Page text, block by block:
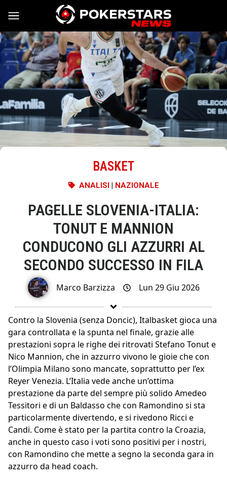
Vai al contenuto
BASKET
ANALISI| NAZIONALE
PAGELLE SLOVENIA-ITALIA:
TONUT E MANNION
CONDUCONO GLI AZZURRI AL
SECONDO SUCCESSO IN FILA
Marco Barzizza Lun 29 Giu 2026
Contro la Slovenia (senza Doncic), Italbasket gioca una
gara controllata e la spunta nel finale, grazie alle
prestazioni sopra le righe dei ritrovati Stefano Tonut e
Nico Mannion, che in azzurro vivono le gioie che con
l’Olimpia Milano sono mancate, soprattutto per l’ex
Reyer Venezia. L’Italia vede anche un’ottima
prestazione da parte del sempre più solido Amedeo
Tessitori e di un Baldasso che con Ramondino si sta
particolarmente divertendo, e si rivedono Ricci e
Candi. Come è stato per la partita contro la Croazia,
anche in questo caso i voti sono positivi per i nostri,
con Ramondino che mette a segno la seconda gara in
azzurro da head coach.